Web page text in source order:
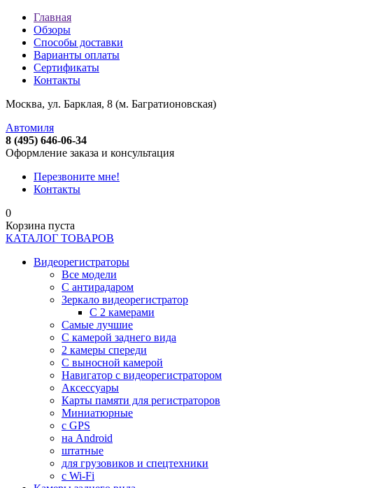
Главная
Обзоры
Способы доставки
Варианты оплаты
Сертификаты
Контакты
Москва, ул. Барклая, 8 (м. Багратионовская)
Автомиля
8 (495) 646-06-34
Оформление заказа и консультация
Перезвоните мне!
Контакты
0
Корзина пуста
КАТАЛОГ ТОВАРОВ
Видеорегистраторы
Все модели
C антирадаром
Зеркало видеорегистратор
С 2 камерами
Самые лучшие
С камерой заднего вида
2 камеры спереди
С выносной камерой
Навигатор с видеорегистратором
Аксессуары
Карты памяти для регистраторов
Миниатюрные
с GPS
на Android
штатные
для грузовиков и спецтехники
с Wi-Fi